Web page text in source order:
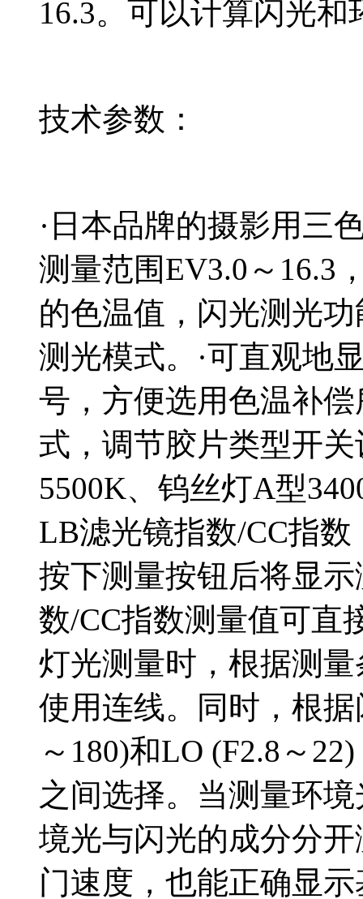
16.3。可以计算闪光
技术参数：
·日本品牌的摄影用三
测量范围EV3.0～16.3
的色温值，闪光测光
测光模式。·可直观地
号，方便选用色温补
式，调节胶片类型开
5500K、钨丝灯A型
LB滤光镜指数/CC指
按下测量按钮后将显
数/CC指数测量值可直
灯光测量时，根据测
使用连线。同时，根
～180)和LO (F2.8～
之间选择。当测量环
境光与闪光的成分分
门速度，也能正确显